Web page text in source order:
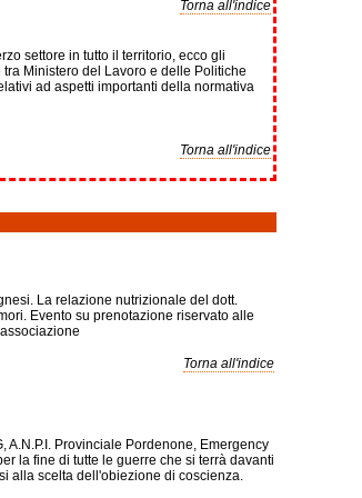
Torna all'indice
settore in tutto il territorio, ecco gli
Ministero del Lavoro e delle Politiche
ad aspetti importanti della normativa
Torna all'indice
La relazione nutrizionale del dott.
Evento su prenotazione riservato alle
Torna all'indice
A.N.P.I. Provinciale Pordenone, Emergency
la fine di tutte le guerre che si terrà davanti
alla scelta dell'obiezione di coscienza.